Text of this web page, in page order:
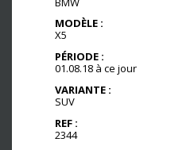
MODÈLE :
X5
PÉRIODE :
01.08.18 à ce jour
VARIANTE :
SUV
REF :
2344